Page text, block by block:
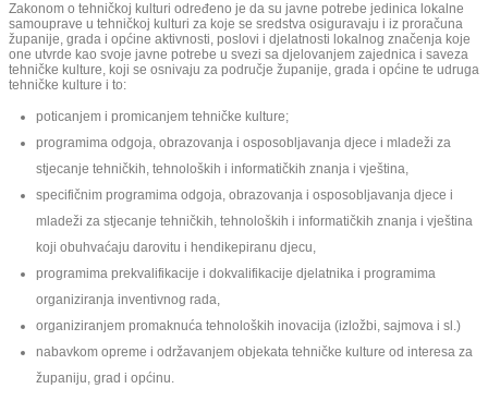
Zakonom o tehničkoj kulturi određeno je da su javne potrebe jedinica lokalne
samouprave u tehničkoj kulturi za koje se sredstva osiguravaju i iz proračuna
županije, grada i općine aktivnosti, poslovi i djelatnosti lokalnog značenja koje
one utvrde kao svoje javne potrebe u svezi sa djelovanjem zajednica i saveza
tehničke kulture, koji se osnivaju za područje županije, grada i općine te udruga
tehničke kulture i to:
poticanjem i promicanjem tehničke kulture;
programima odgoja, obrazovanja i osposobljavanja djece i mladeži za
stjecanje tehničkih, tehnoloških i informatičkih znanja i vještina,
specifičnim programima odgoja, obrazovanja i osposobljavanja djece i
mladeži za stjecanje tehničkih, tehnoloških i informatičkih znanja i vještina
koji obuhvaćaju darovitu i hendikepiranu djecu,
programima prekvalifikacije i dokvalifikacije djelatnika i programima
organiziranja inventivnog rada,
organiziranjem promaknuća tehnoloških inovacija (izložbi, sajmova i sl.)
nabavkom opreme i održavanjem objekata tehničke kulture od interesa za
županiju, grad i općinu.